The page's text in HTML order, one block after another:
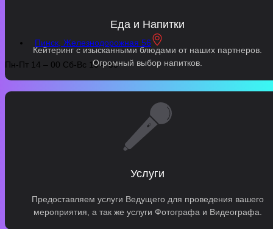
Пинск, Железнодорожная 56
Пн-Пт 14 – 00 Сб-Вс 10 – 00
Еда и Напитки
Кейтеринг с изысканными блюдами от наших партнеров.
Огромный выбор напитков.
Услуги
Предоставляем услуги Ведущего для проведения вашего
мероприятия, а так же услуги Фотографа и Видеографа.